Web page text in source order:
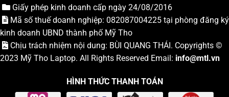
Giấy phép kinh doanh cấp ngày 24/08/2016
Mã số thuế doanh nghiệp: 082087004225 tại phòng đăng ký
kinh doanh UBND thành phố Mỹ Tho
Chịu trách nhiệm nội dung: BÙI QUANG THÁI. Copyrights ©
2023 Mỹ Tho Laptop. All Rights Reserved Email: info@mtl.vn
HÌNH THỨC THANH TOÁN